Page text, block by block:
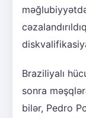
Braziliyalı
sonra
bilər, Pedro